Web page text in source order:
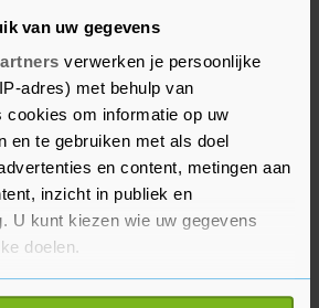
van uw gegevens
verwerken je persoonlijke
adres) met behulp van
cookies om informatie op uw
en te gebruiken met als doel
en content, metingen aan
inzicht in publiek en
U kunt kiezen wie uw gegevens
doelen.
we ook graag:
en beveiligers.
nog geworven moeten
niet centraal
hebben wel
gaat lukken om voldoende
aldus de GGD GHOR.
komen dit najaar zo'n 13